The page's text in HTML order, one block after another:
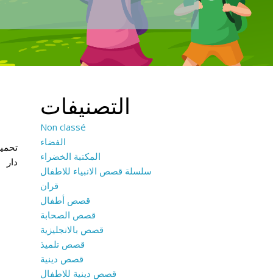
التصنيفات
Non classé
الفضاء
المكتبة الخضراء
سلسلة قصص الانبياء للاطفال
قران
قصص أطفال
قصص الصحابة
قصص بالانجليزية
قصص تلميذ
قصص دينية
قصص دينية للاطفال